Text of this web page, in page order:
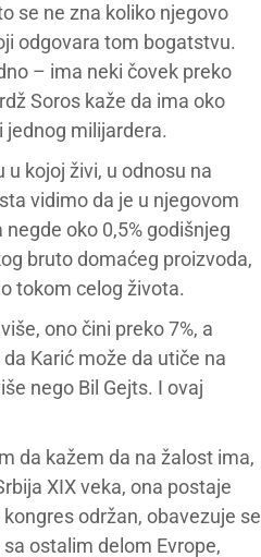
se ne zna koliko njegovo
odgovara tom bogatstvu.
– ima neki čovek preko
Soros kaže da ima oko
jednog milijardera.
kojoj živi, u odnosu na
vidimo da je u njegovom
oko 0,5% godišnjeg
bruto domaćeg proizvoda,
tokom celog života.
ono čini preko 7%, a
Karić može da utiče na
nego Bil Gejts. I ovaj
da kažem da na žalost ima,
XIX veka, ona postaje
održan, obavezuje se
ostalim delom Evrope,